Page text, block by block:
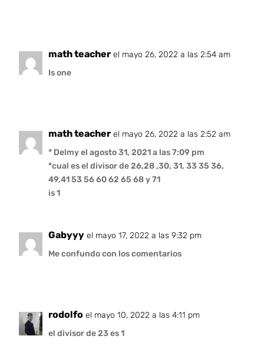
math teacher el mayo 26, 2022 a las 2:54 am
Is one
math teacher el mayo 26, 2022 a las 2:52 am
* Delmy el agosto 31, 2021 a las 7:09 pm
*cual es el divisor de 26,28 ,30, 31, 33 35 36,
49,41 53 56 60 62 65 68 y 71
is 1
Gabyyy el mayo 17, 2022 a las 9:32 pm
Me confundo con los comentarios
rodolfo el mayo 10, 2022 a las 4:11 pm
el divisor de 23 es 1